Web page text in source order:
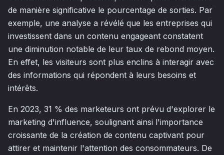
de manière significative le pourcentage de sorties. Par
exemple, une analyse a révélé que les entreprises qui
investissent dans un contenu engageant constatent
une diminution notable de leur taux de rebond moyen.
En effet, les visiteurs sont plus enclins à interagir avec
des informations qui répondent à leurs besoins et
intérêts.
En 2023, 31 % des marketeurs ont prévu d'explorer le
marketing d'influence, soulignant ainsi l'importance
croissante de la création de contenu captivant pour
attirer et maintenir l'attention des consommateurs. De